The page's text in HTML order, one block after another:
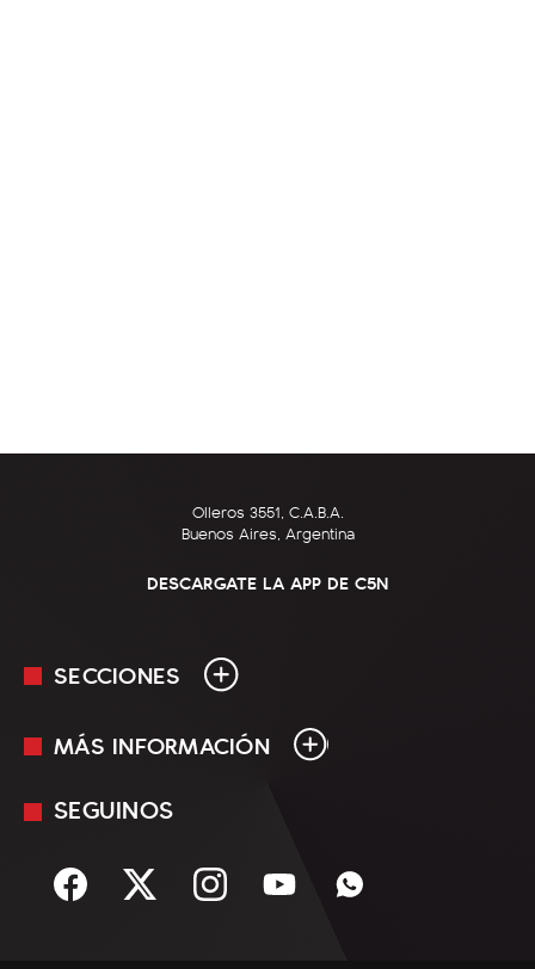
Olleros 3551, C.A.B.A.
Buenos Aires, Argentina
DESCARGATE LA APP DE C5N
SECCIONES
En Vivo
Sociedad
MÁS INFORMACIÓN
Mediakit
Términos y condiciones
SEGUINOS